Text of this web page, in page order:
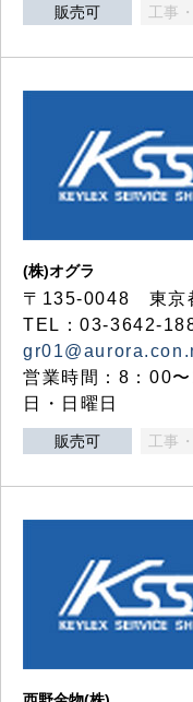
販売可 工事
(株)オグラ
〒135-0048 東京
TEL：03-3642-
営業時間：8：00
日・日曜日
販売可 工事